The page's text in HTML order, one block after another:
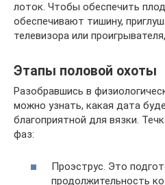
лоток. Чтобы обеспечить
обеспечивают тишину,
телевизора или
Этапы половой охоты
Разобравшись в
можно узнать, какая дата
благоприятной для вязки.
фаз:
Проэструс. Это
продолжительность